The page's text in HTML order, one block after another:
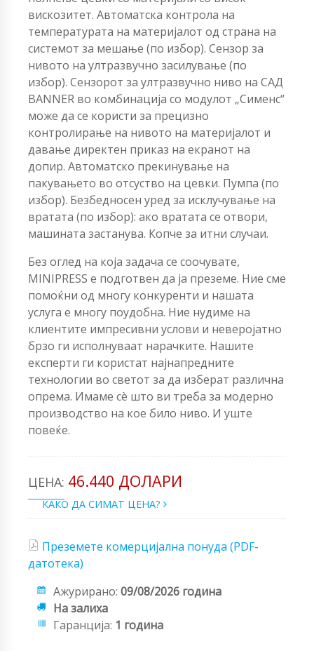
вискозитет. Автоматска контрола на
температурата на материјалот од страна на
системот за мешање (по избор). Сензор за
нивото на ултразвучно засилување (по
избор). Сензорот за ултразвучно ниво на САД
BANNER во комбинација со модулот „Сименс“
може да се користи за прецизно
контролирање на нивото на материјалот и
давање директен приказ на екранот на
допир. Автоматско прекинување на
пакувањето во отсуство на цевки. Пумпа (по
избор). Безбедносен уред за исклучување на
вратата (по избор): ако вратата се отвори,
машината застанува. Копче за итни случаи.
Без оглед на која задача се соочувате,
MINIPRESS е подготвен да ја преземе. Ние сме
помоќни од многу конкуренти и нашата
услуга е многу поудобна. Ние нудиме на
клиентите импресивни услови и неверојатно
брзо ги исполнуваат нарачките. Нашите
експерти ги користат најнапредните
технологии во светот за да изберат различна
опрема. Имаме сè што ви треба за модерно
производство на кое било ниво. И уште
повеќе.
ЦЕНА: 46.440 ДОЛАРИ
КАКО ДА СИМАТ ЦЕНА?
Преземете комерцијална понуда (PDF-
датотека)
Ажурирано: 09/08/2026 година
На залиха
Гаранција: 1 година